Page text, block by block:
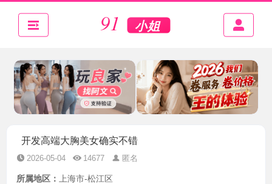
开发高端大胸美女确实不错
2026-05-04 14677 匿名
所属地区： 上海市-松江区